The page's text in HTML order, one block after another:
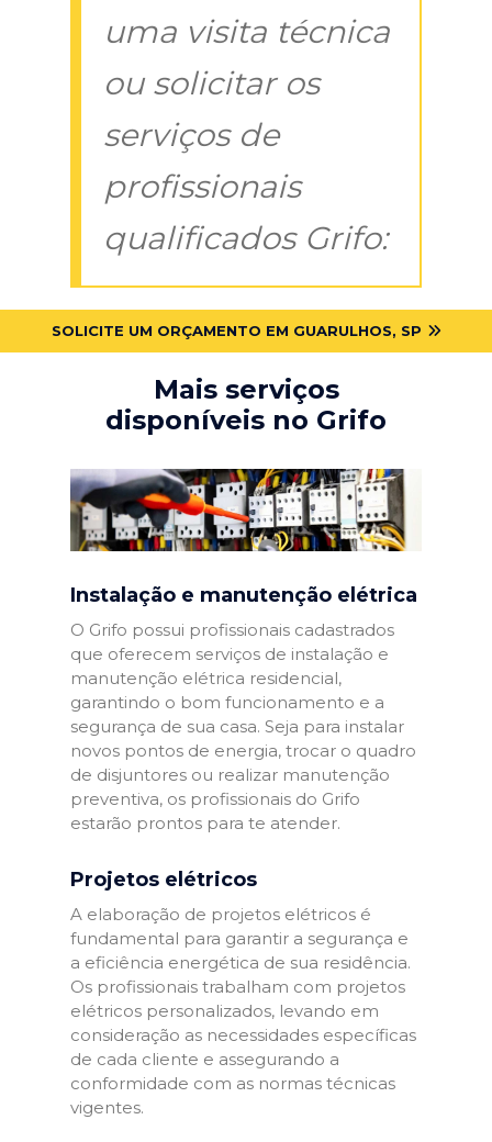
uma visita técnica
ou solicitar os
serviços de
profissionais
qualificados Grifo:
SOLICITE UM ORÇAMENTO EM GUARULHOS, SP
Mais serviços
disponíveis no Grifo
Instalação e manutenção elétrica
O Grifo possui profissionais cadastrados
que oferecem serviços de instalação e
manutenção elétrica residencial,
garantindo o bom funcionamento e a
segurança de sua casa. Seja para instalar
novos pontos de energia, trocar o quadro
de disjuntores ou realizar manutenção
preventiva, os profissionais do Grifo
estarão prontos para te atender.
Projetos elétricos
A elaboração de projetos elétricos é
fundamental para garantir a segurança e
a eficiência energética de sua residência.
Os profissionais trabalham com projetos
elétricos personalizados, levando em
consideração as necessidades específicas
de cada cliente e assegurando a
conformidade com as normas técnicas
vigentes.